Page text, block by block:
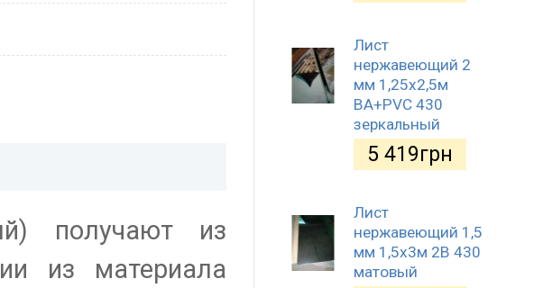
получают из
из материала
Лист
нержавеющий 2
мм 1,25х2,5м
BA+PVC 430
зеркальный
5 419грн
Лист
нержавеющий 1,5
мм 1,5х3м 2B 430
матовый